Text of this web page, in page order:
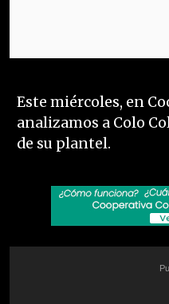
Este miércoles, en
analizamos a Colo
de su plantel.